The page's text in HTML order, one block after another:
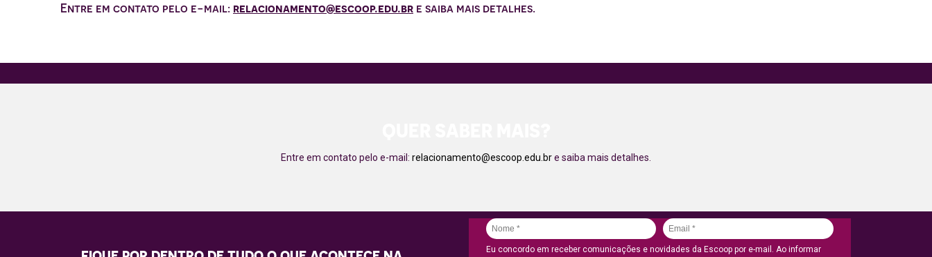
Entre em contato pelo e-mail: relacionamento@escoop.edu.br e saiba mais detalhes.
Entre em contato pelo e-mail: relacionamento@escoop.edu.bre saiba mais detalhes.
Eu concordo em receber comunicações e novidades da Escoop por e-mail. Ao informar